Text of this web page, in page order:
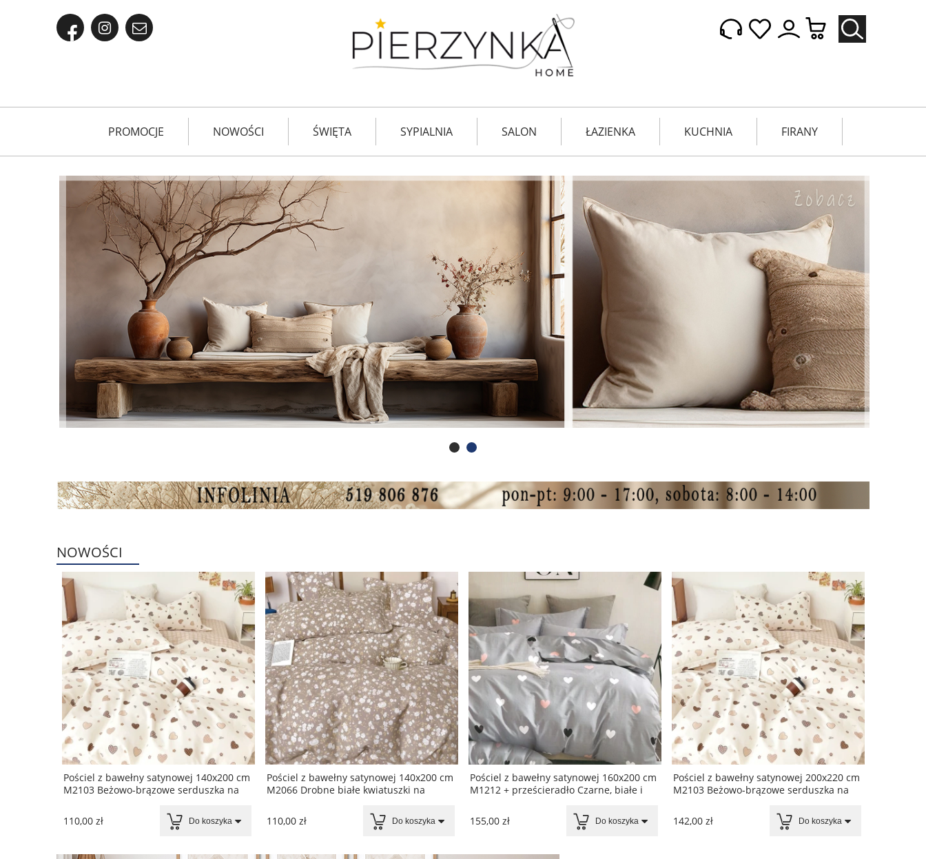
PROMOCJE NOWOŚCI ŚWIĘTA SYPIALNIA SALON ŁAZIENKA KUCHNIA
FIRANY
TKANINY
NOWOŚCI
Pościel z bawełny satynowej 140x200 cm
M2103 Beżowo-brązowe serduszka na
110,00 zł
Do koszyka
Pościel z bawełny satynowej 140x200 cm
M2066 Drobne białe kwiatuszki na
110,00 zł
Do koszyka
Pościel z bawełny satynowej 160x200 cm
M1212 + prześcieradło Czarne, białe i
155,00 zł
Do koszyka
Pościel z bawełny satynowej 200x220 cm
M2103 Beżowo-brązowe serduszka na
142,00 zł
Do koszyka